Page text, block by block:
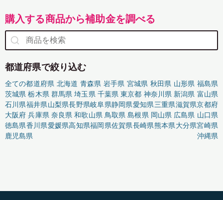
購入する商品から補助金を調べる
都道府県で絞り込む
全ての都道府県 北海道 青森県 岩手県 宮城県 秋田県 山形県 福島県
茨城県 栃木県 群馬県 埼玉県 千葉県 東京都 神奈川県 新潟県 富山県
石川県福井県山梨県長野県岐阜県静岡県愛知県三重県滋賀県京都府
大阪府 兵庫県 奈良県 和歌山県 鳥取県 島根県 岡山県 広島県 山口県
徳島県香川県愛媛県高知県福岡県佐賀県長崎県熊本県大分県宮崎県
鹿児島県
沖縄県